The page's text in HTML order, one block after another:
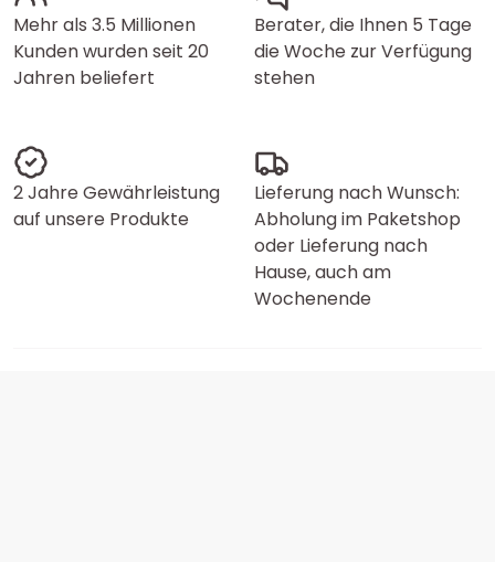
Mehr als 3.5 Millionen
Kunden wurden seit 20
Jahren beliefert
Berater, die Ihnen 5 Tage
die Woche zur Verfügung
stehen
2 Jahre Gewährleistung
auf unsere Produkte
Lieferung nach Wunsch:
Abholung im Paketshop
oder Lieferung nach
Hause, auch am
Wochenende